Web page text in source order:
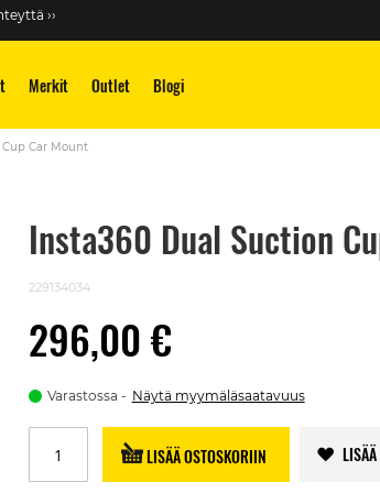
››
Merkit Outlet Blogi
Car Mount
Insta360 Dual Suction
229134034
296,00 €
Varastossa Näytä myymäläsaatavuus
LISÄÄ OSTOSKORIIN